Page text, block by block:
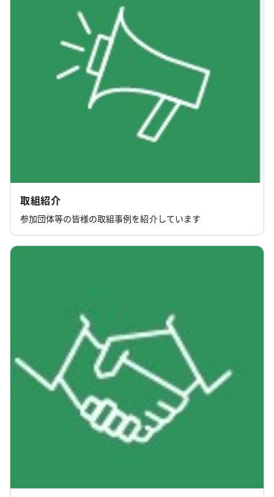
取組紹介
参加団体等の皆様の取組事例を紹介しています